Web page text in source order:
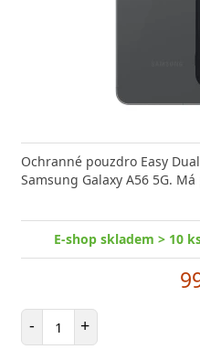
Ochranné pouzdro Easy
Samsung Galaxy A56 5G.
E-shop skladem > 10
- Počet položek
+